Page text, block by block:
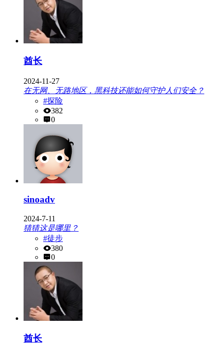
酋长
2024-11-27
在无网、无路地区，黑科技还能如何守护人们安全？
#探险
382
0
sinoadv
2024-7-11
猜猜这是哪里？
#徒步
380
0
酋长